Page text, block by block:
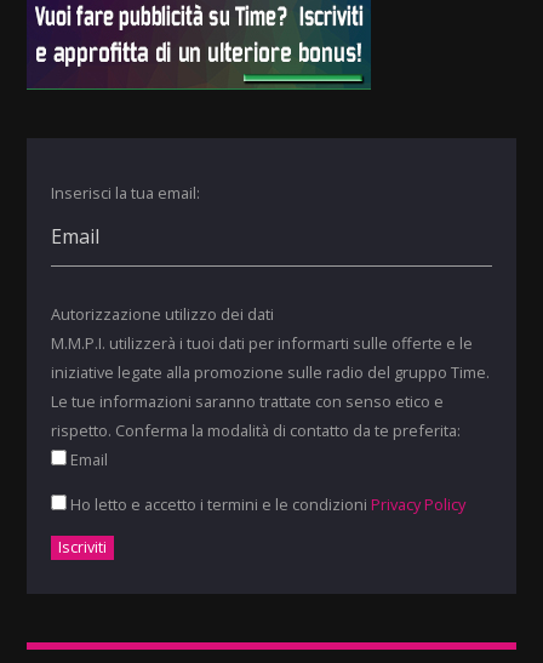
Inserisci la tua email:
Autorizzazione utilizzo dei dati
M.M.P.I. utilizzerà i tuoi dati per informarti sulle offerte e le
iniziative legate alla promozione sulle radio del gruppo Time.
Le tue informazioni saranno trattate con senso etico e
rispetto. Conferma la modalità di contatto da te preferita:
Email
Ho letto e accetto i termini e le condizioni Privacy Policy